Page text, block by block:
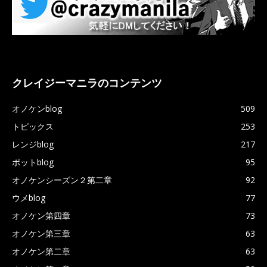
クレイジーマニラのコンテンツ
オノケンblog
509
トピックス
253
レンジblog
217
ポットblog
95
オノケンシーズン２第二章
92
ウメblog
77
オノケン第四章
73
オノケン第三章
63
オノケン第二章
63